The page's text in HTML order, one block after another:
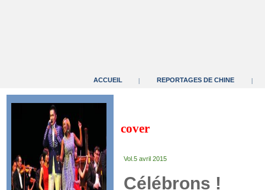
ACCUEIL | REPORTAGES DE CHINE |
cover
Vol.5 avril 2015
Célébrons !